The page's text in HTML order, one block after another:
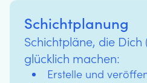
Schichtplanung
Schichtpläne, die Dich
glücklich machen:
Erstelle und